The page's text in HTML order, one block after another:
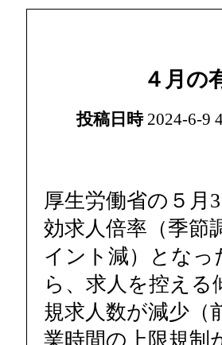
４月の
投稿日時2024-6-9
厚生労働省の５月
効求人倍率（季節
イント減）となっ
ら、求人を控え
規求人数が減少（
業時間の上限規制